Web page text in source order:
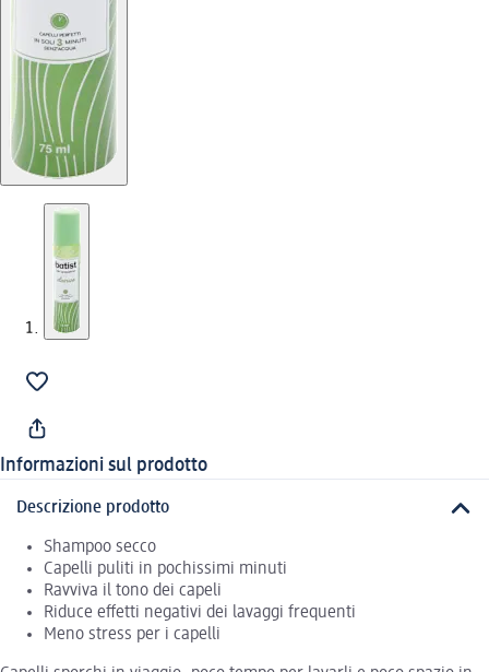
Informazioni sul prodotto
Descrizione prodotto
Shampoo secco
Capelli puliti in pochissimi minuti
Ravviva il tono dei capeli
Riduce effetti negativi dei lavaggi frequenti
Meno stress per i capelli